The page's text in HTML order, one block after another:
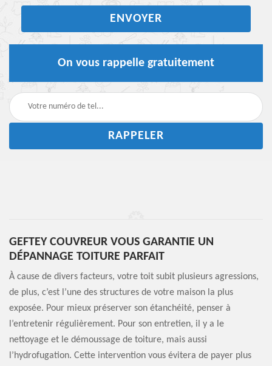
On vous rappelle gratuitement
GEFTEY COUVREUR VOUS GARANTIE UN
DÉPANNAGE TOITURE PARFAIT
À cause de divers facteurs, votre toit subit plusieurs agressions,
de plus, c’est l’une des structures de votre maison la plus
exposée. Pour mieux préserver son étanchéité, penser à
l’entretenir régulièrement. Pour son entretien, il y a le
nettoyage et le démoussage de toiture, mais aussi
l’hydrofugation. Cette intervention vous évitera de payer plus